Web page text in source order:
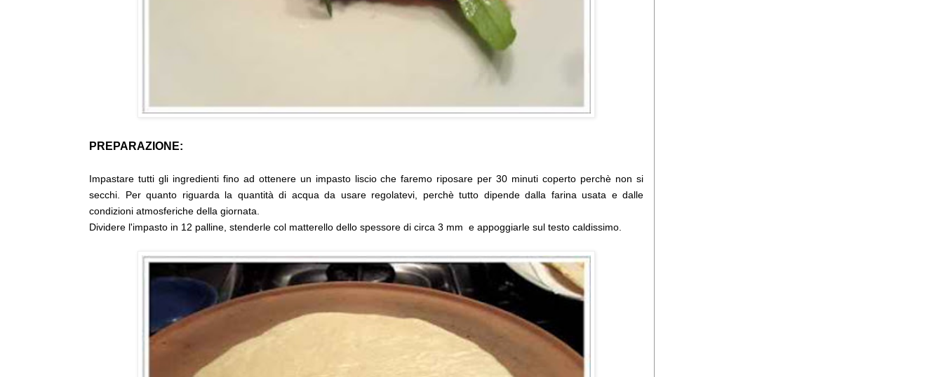
PREPARAZIONE:
Impastare tutti gli ingredienti fino ad ottenere un impasto liscio che faremo riposare per 30 minuti coperto perchè non si
secchi. Per quanto riguarda la quantità di acqua da usare regolatevi, perchè tutto dipende dalla farina usata e dalle
condizioni atmosferiche della giornata.
Dividere l'impasto in 12 palline, stenderle col matterello dello spessore di circa 3 mm e appoggiarle sul testo caldissimo.